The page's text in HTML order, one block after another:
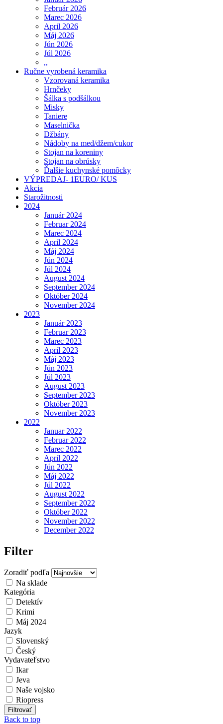
Február 2026
Marec 2026
April 2026
Máj 2026
Jún 2026
Júl 2026
,,
Ručne vyrobená keramika
Vzorovaná keramika
Hrnčeky
Šálka s podšálkou
Misky
Taniere
Maselnička
Džbány
Nádoby na med/džem/cukor
Stojan na koreniny
Stojan na obrúsky
Ďalšie kuchynské pomôcky
VÝPREDAJ- 1EURO/ KUS
Akcia
Starožitnosti
2024
Január 2024
Februar 2024
Marec 2024
April 2024
Máj 2024
Jún 2024
Júl 2024
August 2024
September 2024
Október 2024
November 2024
2023
Január 2023
Februar 2023
Marec 2023
April 2023
Máj 2023
Jún 2023
Júl 2023
August 2023
September 2023
Október 2023
November 2023
2022
Januar 2022
Februar 2022
Marec 2022
April 2022
Jún 2022
Máj 2022
Júl 2022
August 2022
September 2022
Október 2022
November 2022
December 2022
Filter
Zoradiť podľa
Na sklade
Kategória
Detektív
Krimi
Máj 2024
Jazyk
Slovenský
Český
Vydavateľstvo
Ikar
Jeva
Naše vojsko
Riopress
Back to top